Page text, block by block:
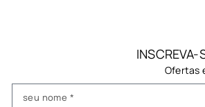
INSCREVA-
Ofertas